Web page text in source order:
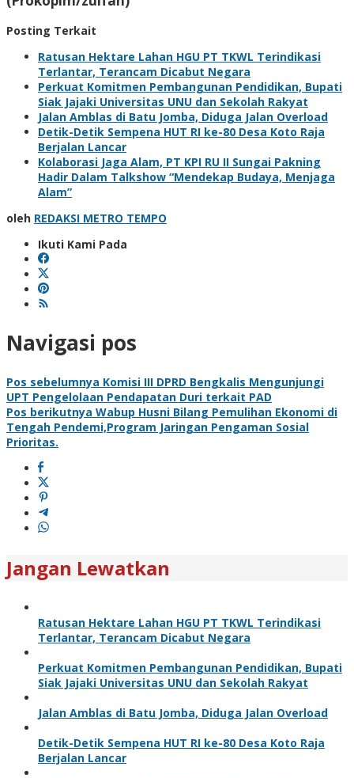
Posting Terkait
Ratusan Hektare Lahan HGU PT TKWL Terindikasi
Terlantar, Terancam Dicabut Negara
Perkuat Komitmen Pembangunan Pendidikan, Bupati
Siak Jajaki Universitas UNU dan Sekolah Rakyat
Jalan Amblas di Batu Jomba, Diduga Jalan Overload
Detik-Detik Sempena HUT RI ke-80 Desa Koto Raja
Berjalan Lancar
Kolaborasi Jaga Alam, PT KPI RU II Sungai Pakning
Hadir Dalam Talkshow “Mendekap Budaya, Menjaga
Alam”
oleh REDAKSI METRO TEMPO
Ikuti Kami Pada
Navigasi pos
Pos sebelumnya Komisi III DPRD Bengkalis Mengunjungi
UPT Pengelolaan Pendapatan Duri terkait PAD
Pos berikutnya Wabup Husni Bilang Pemulihan Ekonomi di
Tengah Pendemi,Program Jaringan Pengaman Sosial
Prioritas.
Jangan Lewatkan
Ratusan Hektare Lahan HGU PT TKWL Terindikasi
Terlantar, Terancam Dicabut Negara
Perkuat Komitmen Pembangunan Pendidikan, Bupati
Siak Jajaki Universitas UNU dan Sekolah Rakyat
Jalan Amblas di Batu Jomba, Diduga Jalan Overload
Detik-Detik Sempena HUT RI ke-80 Desa Koto Raja
Berjalan Lancar